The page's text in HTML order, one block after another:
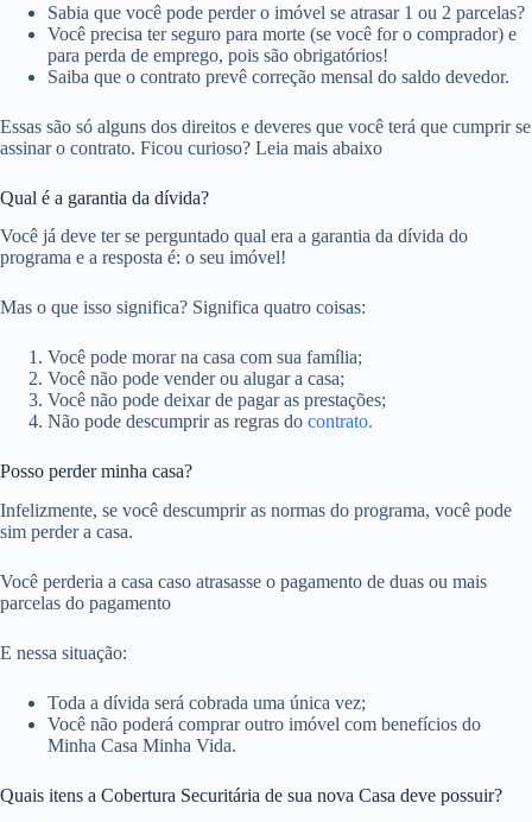
Sabia que você pode perder o imóvel se atrasar 1 ou 2 parcelas?
Você precisa ter seguro para morte (se você for o comprador) e
para perda de emprego, pois são obrigatórios!
Saiba que o contrato prevê correção mensal do saldo devedor.
Essas são só alguns dos direitos e deveres que você terá que cumprir se
assinar o contrato. Ficou curioso? Leia mais abaixo
Qual é a garantia da dívida?
Você já deve ter se perguntado qual era a garantia da dívida do
programa e a resposta é: o seu imóvel!
Mas o que isso significa? Significa quatro coisas:
Você pode morar na casa com sua família;
Você não pode vender ou alugar a casa;
Você não pode deixar de pagar as prestações;
Não pode descumprir as regras do contrato.
Posso perder minha casa?
Infelizmente, se você descumprir as normas do programa, você pode
sim perder a casa.
Você perderia a casa caso atrasasse o pagamento de duas ou mais
parcelas do pagamento
E nessa situação:
Toda a dívida será cobrada uma única vez;
Você não poderá comprar outro imóvel com benefícios do
Minha Casa Minha Vida.
Quais itens a Cobertura Securitária de sua nova Casa deve possuir?